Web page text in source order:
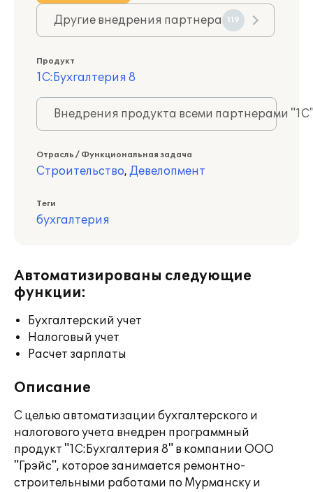
Другие внедрения партнера 119
Продукт
1С:Бухгалтерия 8
Внедрения продукта всеми партнерами
Отрасль / Функциональная задача
Строительство, Девелопмент
Теги
бухгалтерия
Автоматизированы следующие
функции:
Бухгалтерский учет
Налоговый учет
Расчет зарплаты
Описание
С целью автоматизации бухгалтерского и
налогового учета внедрен программный
продукт "1С:Бухгалтерия 8" в компании ООО
"Грэйс", которое занимается ремонтно-
строительными работами по Мурманску и